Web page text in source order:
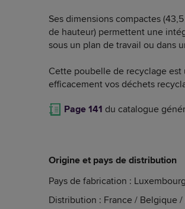
Ses dimensions compactes
de hauteur) permettent une
sous un plan de travail ou dans
Cette poubelle de recyclage
efficacement vos déchets
Page 141 du catalogue
Origine et pays de distribution
Pays de fabrication : Luxembourg
Distribution : France / Belgique